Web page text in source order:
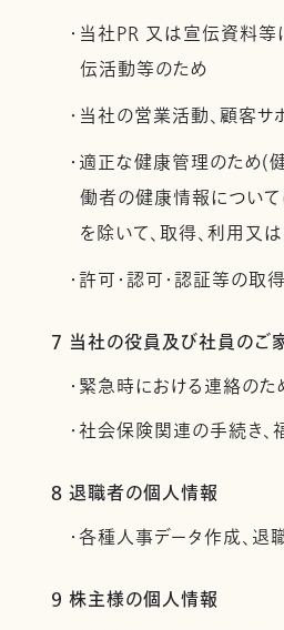
・当社PR 又は宣伝資料
伝活動等のため
・当社の営業活動、顧客サ
・適正な健康管理のため(
働者の健康情報につい
を除いて、取得、利用又
・許可・認可・認証等の取
7 当社の役員及び社員のご
・緊急時における連絡のた
・社会保険関連の手続き
8 退職者の個人情報
・各種人事データ作成、
9 株主様の個人情報